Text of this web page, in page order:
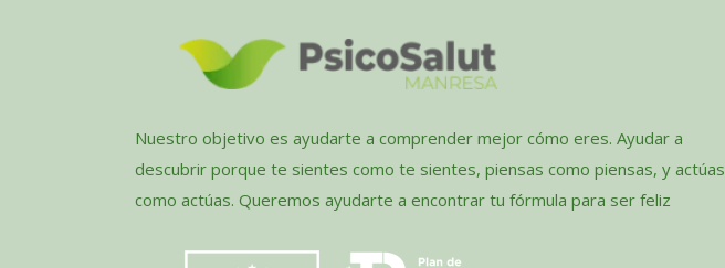
Nuestro objetivo es ayudarte a comprender mejor cómo eres. Ayudar a
descubrir porque te sientes como te sientes, piensas como piensas, y actúas
como actúas. Queremos ayudarte a encontrar tu fórmula para ser feliz